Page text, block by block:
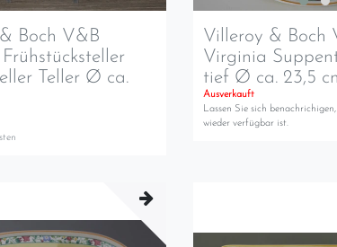
Boch V&B
Teller Ø ca.
Villeroy & Boch
Virginia
tief Ø ca. 23,5
Ausverkauft
Lassen Sie sich
wieder verfügbar ist.